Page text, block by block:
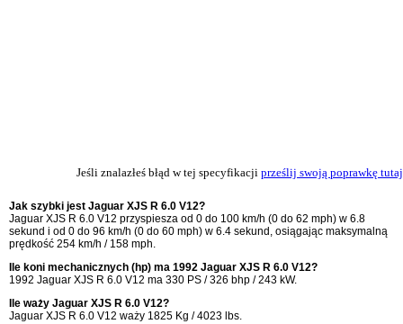
Jeśli znalazłeś błąd w tej specyfikacji prześlij swoją poprawkę tutaj
Jak szybki jest Jaguar XJS R 6.0 V12?
Jaguar XJS R 6.0 V12 przyspiesza od 0 do 100 km/h (0 do 62 mph) w 6.8
sekund i od 0 do 96 km/h (0 do 60 mph) w 6.4 sekund, osiągając maksymalną
prędkość 254 km/h / 158 mph.
Ile koni mechanicznych (hp) ma 1992 Jaguar XJS R 6.0 V12?
1992 Jaguar XJS R 6.0 V12 ma 330 PS / 326 bhp / 243 kW.
Ile waży Jaguar XJS R 6.0 V12?
Jaguar XJS R 6.0 V12 waży 1825 Kg / 4023 lbs.